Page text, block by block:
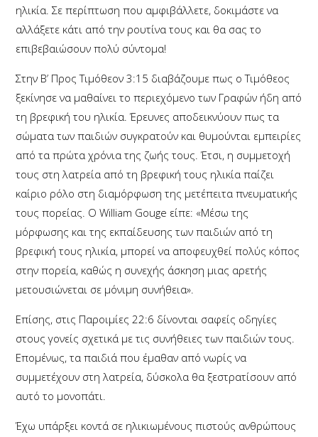
ηλικία. Σε περίπτωση που αμφιβάλλετε, δοκιμάστε να
αλλάξετε κάτι από την ρουτίνα τους και θα σας το
επιβεβαιώσουν πολύ σύντομα!
Στην Β’ Προς Τιμόθεον 3:15 διαβάζουμε πως ο Τιμόθεος
ξεκίνησε να μαθαίνει το περιεχόμενο των Γραφών ήδη από
τη βρεφική του ηλικία. Έρευνες αποδεικνύουν πως τα
σώματα των παιδιών συγκρατούν και θυμούνται εμπειρίες
από τα πρώτα χρόνια της ζωής τους. Έτσι, η συμμετοχή
τους στη λατρεία από τη βρεφική τους ηλικία παίζει
καίριο ρόλο στη διαμόρφωση της μετέπειτα πνευματικής
τους πορείας. Ο William Gouge είπε: «Μέσω της
μόρφωσης και της εκπαίδευσης των παιδιών από τη
βρεφική τους ηλικία, μπορεί να αποφευχθεί πολύς κόπος
στην πορεία, καθώς η συνεχής άσκηση μιας αρετής
μετουσιώνεται σε μόνιμη συνήθεια».
Επίσης, στις Παροιμίες 22:6 δίνονται σαφείς οδηγίες
στους γονείς σχετικά με τις συνήθειες των παιδιών τους.
Επομένως, τα παιδιά που έμαθαν από νωρίς να
συμμετέχουν στη λατρεία, δύσκολα θα ξεστρατίσουν από
αυτό το μονοπάτι.
Έχω υπάρξει κοντά σε ηλικιωμένους πιστούς ανθρώπους